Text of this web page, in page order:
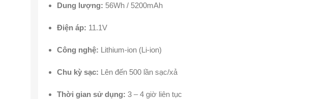
Dung lượng: 56Wh / 5200mAh
Điện áp: 11.1V
Công nghệ: Lithium-ion (Li-ion)
Chu kỳ sạc: Lên đến 500 lần sạc/xả
Thời gian sử dụng: 3 – 4 giờ liên tục